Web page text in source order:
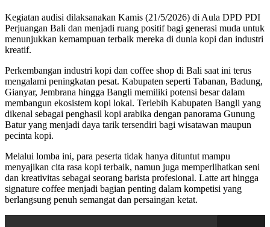
Kegiatan audisi dilaksanakan Kamis (21/5/2026) di Aula DPD PDI
Perjuangan Bali dan menjadi ruang positif bagi generasi muda untuk
menunjukkan kemampuan terbaik mereka di dunia kopi dan industri
kreatif.
Perkembangan industri kopi dan coffee shop di Bali saat ini terus
mengalami peningkatan pesat. Kabupaten seperti Tabanan, Badung,
Gianyar, Jembrana hingga Bangli memiliki potensi besar dalam
membangun ekosistem kopi lokal. Terlebih Kabupaten Bangli yang
dikenal sebagai penghasil kopi arabika dengan panorama Gunung
Batur yang menjadi daya tarik tersendiri bagi wisatawan maupun
pecinta kopi.
Melalui lomba ini, para peserta tidak hanya dituntut mampu
menyajikan cita rasa kopi terbaik, namun juga memperlihatkan seni
dan kreativitas sebagai seorang barista profesional. Latte art hingga
signature coffee menjadi bagian penting dalam kompetisi yang
berlangsung penuh semangat dan persaingan ketat.